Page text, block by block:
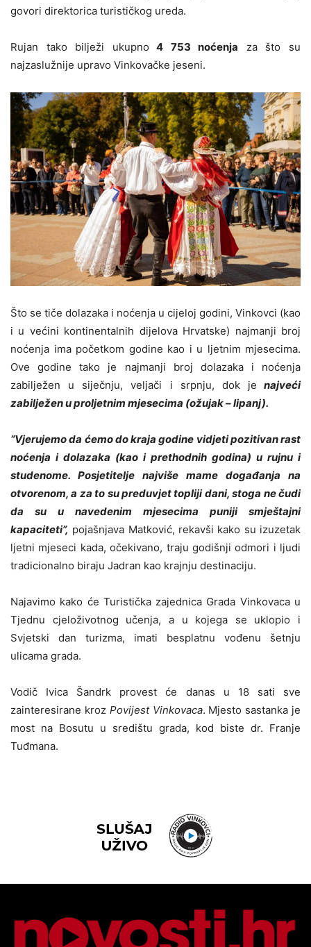
govori direktorica turističkog ureda.
Rujan tako bilježi ukupno 4 753 noćenja za što su
najzaslužnije upravo Vinkovačke jeseni.
Što se tiče dolazaka i noćenja u cijeloj godini, Vinkovci (kao
i u većini kontinentalnih dijelova Hrvatske) najmanji broj
noćenja ima početkom godine kao i u ljetnim mjesecima.
Ove godine tako je najmanji broj dolazaka i noćenja
zabilježen u siječnju, veljači i srpnju, dok je najveći
zabilježen u proljetnim mjesecima (ožujak – lipanj).
“Vjerujemo da ćemo do kraja godine vidjeti pozitivan rast
noćenja i dolazaka (kao i prethodnih godina) u rujnu i
studenome. Posjetitelje najviše mame događanja na
otvorenom, a za to su preduvjet topliji dani, stoga ne čudi
da su u navedenim mjesecima puniji smještajni
kapaciteti”, pojašnjava Matković, rekavši kako su izuzetak
ljetni mjeseci kada, očekivano, traju godišnji odmori i ljudi
tradicionalno biraju Jadran kao krajnju destinaciju.
Najavimo kako će Turistička zajednica Grada Vinkovaca u
Tjednu cjeloživotnog učenja, a u kojega se uklopio i
Svjetski dan turizma, imati besplatnu vođenu šetnju
ulicama grada.
Vodič Ivica Šandrk provest će danas u 18 sati sve
zainteresirane kroz Povijest Vinkovaca. Mjesto sastanka je
most na Bosutu u središtu grada, kod biste dr. Franje
Tuđmana.